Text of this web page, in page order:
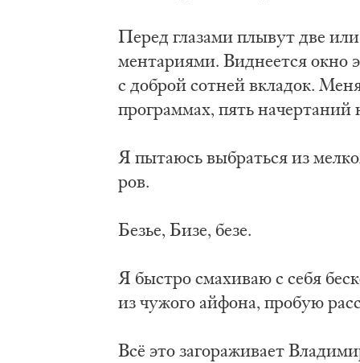
Пе­ред гла­за­ми плы­вут две
мен­та­ри­я­ми. Вид­не­ет­ся ок­но
с до­брой сот­ней вк­ла­док.
про­грам­мах, пять
Я пы­та­юсь вы­брать­ся из
ров.
Безье, Би­зе, бе­зе.
Я бы­стро сма­хи­ваю с се­бя
из чу­жо­го ай­фо­на, про­бую
Всё это за­го­ра­жи­ва­ет